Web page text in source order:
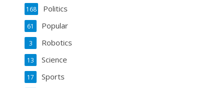
Politics
168
Popular
61
Robotics
3
Science
13
Sports
17